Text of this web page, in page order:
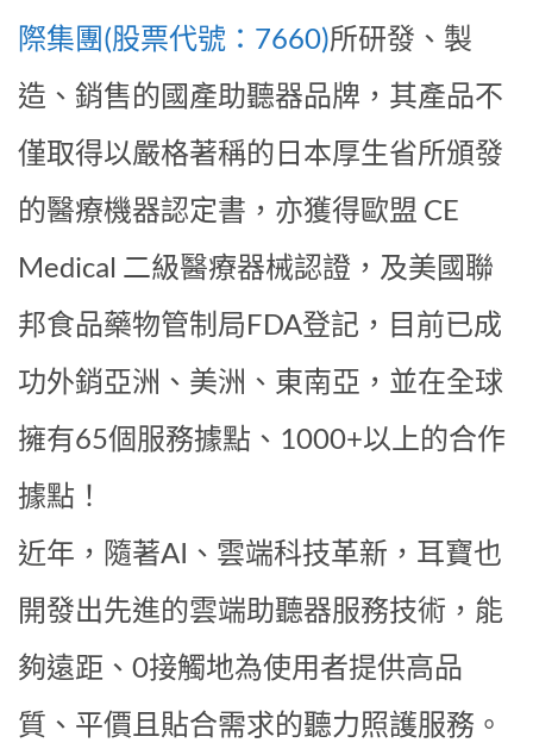
際集團(股票代號：7660)所研發、製
造、銷售的國產助聽器品牌，其產品不
僅取得以嚴格著稱的日本厚生省所頒發
的醫療機器認定書，亦獲得歐盟 CE
Medical 二級醫療器械認證，及美國聯
邦食品藥物管制局FDA登記，目前已成
功外銷亞洲、美洲、東南亞，並在全球
擁有65個服務據點、1000+以上的合作
據點！
近年，隨著AI、雲端科技革新，耳寶也
開發出先進的雲端助聽器服務技術，能
夠遠距、0接觸地為使用者提供高品
質、平價且貼合需求的聽力照護服務。